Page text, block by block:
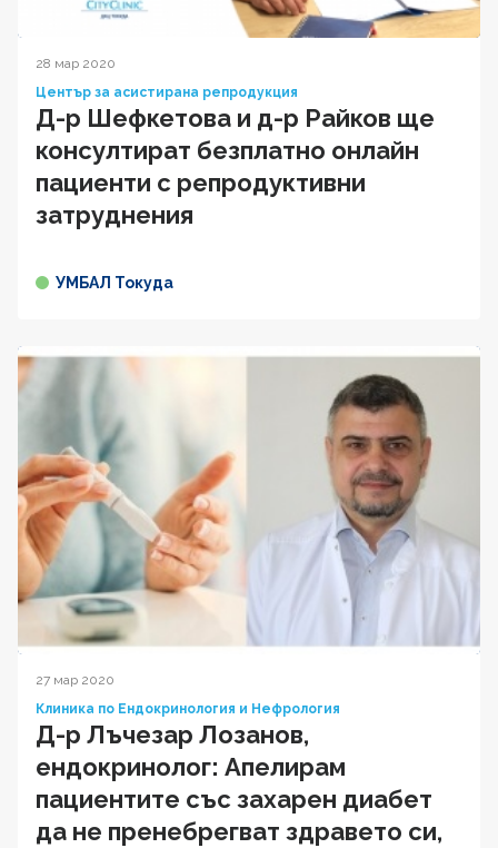
28 мар 2020
Център за асистирана репродукция
Д-р Шефкетова и д-р Райков ще
консултират безплатно онлайн
пациенти с репродуктивни
затруднения
УМБАЛ Токуда
27 мар 2020
Клиника по Ендокринология и Нефрология
Д-р Лъчезар Лозанов,
ендокринолог: Апелирам
пациентите със захарен диабет
да не пренебрегват здравето си,